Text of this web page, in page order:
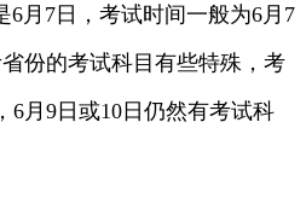
7日，考试时间一般为6月7
份的考试科目有些特殊，考
6月9日或10日仍然有考试科